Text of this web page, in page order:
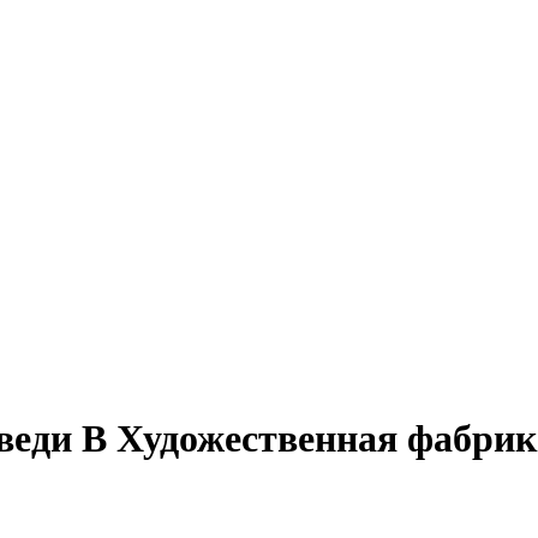
В Художественная